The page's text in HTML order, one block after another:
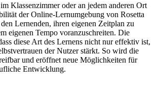
Klassenzimmer oder an jedem anderen Ort
der Online-Lernumgebung von Rosetta
Lernenden, ihren eigenen Zeitplan zu
eigenen Tempo voranzuschreiten. Die
diese Art des Lernens nicht nur effektiv ist,
der Nutzer stärkt. So wird die
und eröffnet neue Möglichkeiten für
Entwicklung.